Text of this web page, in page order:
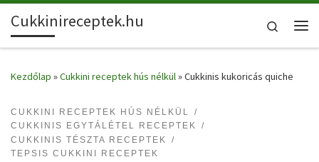
Skip to content
Cukkinireceptek.hu
Search
Kezdőlap »Cukkini receptek hús nélkül»Cukkinis kukoricás quiche
CUKKINI RECEPTEK HÚS NÉLKÜL
CUKKINIS EGYTÁLÉTEL RECEPTEK
CUKKINIS TÉSZTA RECEPTEK
TEPSIS CUKKINI RECEPTEK